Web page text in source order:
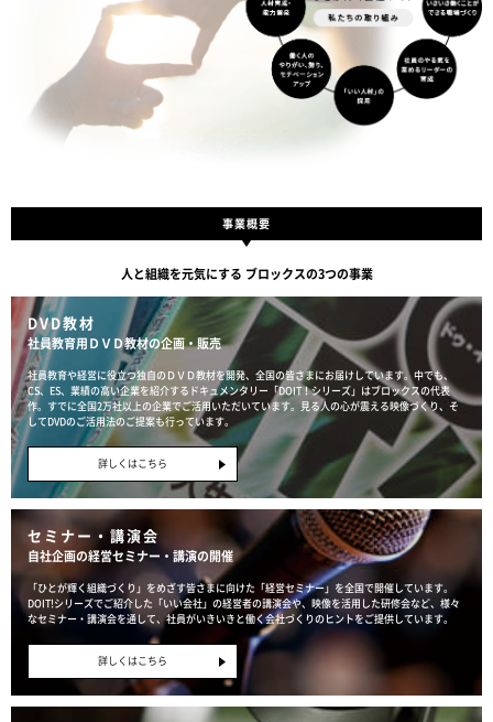
事業概要
人と組織を元気にする ブロックスの3つの事業
DVD教材
社員教育用ＤＶＤ教材の企画・販売
社員教育や経営に役立つ独自のＤＶＤ教材を開発、全国の皆さまにお届けしています。中でも、
CS、ES、業績の高い企業を紹介するドキュメンタリー「DOIT！シリーズ」はブロックスの代表
作。すでに全国2万社以上の企業でご活用いただいています。見る人の心が震える映像づくり、そ
してDVDのご活用法のご提案も行っています。
詳しくはこちら
セミナー・講演会
自社企画の経営セミナー・講演の開催
「ひとが輝く組織づくり」をめざす皆さまに向けた「経営セミナー」を全国で開催しています。
DOIT!シリーズでご紹介した「いい会社」の経営者の講演会や、映像を活用した研修会など、様々
なセミナー・講演会を通して、社員がいきいきと働く会社づくりのヒントをご提供しています。
詳しくはこちら